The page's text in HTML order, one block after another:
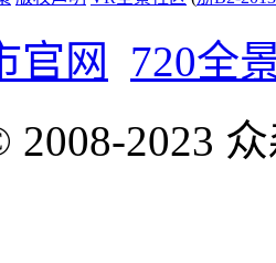
官网
720全
2008-2023